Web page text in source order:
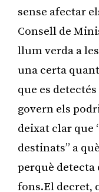
sense afectar
Consell de
llum verda a
una certa
que es
govern els
deixat clar que
destinats” a
perquè detecta
fons.El decret,